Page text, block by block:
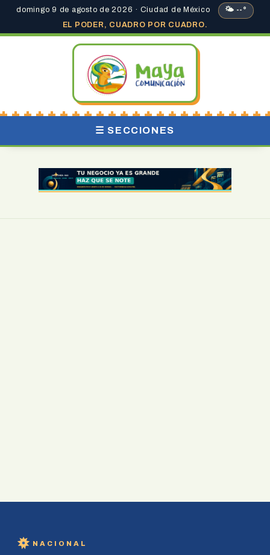
domingo 9 de agosto de 2026 · Ciudad de México
🌤 --°
EL PODER, CUADRO POR CUADRO.
☰ SECCIONES
NACIONAL